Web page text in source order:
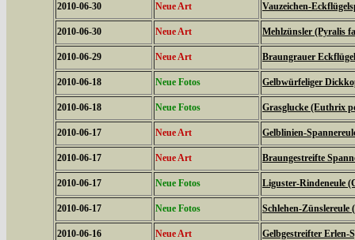
2010-06-30 Neue Art Vauzeichen-
2010-06-30 Neue Art Mehlzünsler (Pyralis
2010-06-29 Neue Art Braungrauer
2010-06-18 Neue Fotos Gelbwürfeliger
2010-06-18 Neue Fotos Grasglucke (Euthrix
2010-06-17 Neue Art Gelblinien-
2010-06-17 Neue Art Braungestreifte
2010-06-17 Neue Fotos Liguster-Rindeneule
2010-06-17 Neue Fotos Schlehen-Zünslereule
2010-06-16 Neue Art Gelbgestreifter Erlen-